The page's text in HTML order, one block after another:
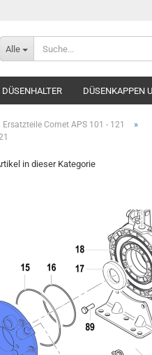
Alle
DÜSENHALTER DÜSENKAPPEN
Ersatzteile Comet APS 101 - 121 »
in dieser Kategorie